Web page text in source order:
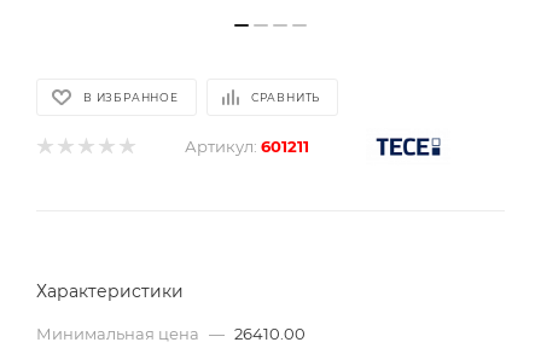
В ИЗБРАННОЕ СРАВНИТЬ
Артикул: 601211
Характеристики
Минимальная цена — 26410.00